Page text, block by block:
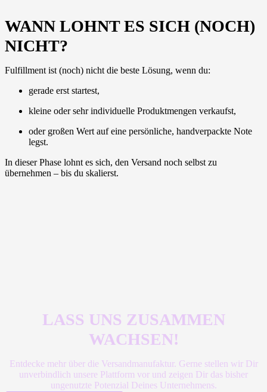
WANN LOHNT ES SICH (NOCH)
NICHT?
Fulfillment ist (noch) nicht die beste Lösung, wenn du:
gerade erst startest,
kleine oder sehr individuelle Produktmengen verkaufst,
oder großen Wert auf eine persönliche, handverpackte Note
legst.
In dieser Phase lohnt es sich, den Versand noch selbst zu
übernehmen – bis du skalierst.
LASS UNS ZUSAMMEN
WACHSEN!
Entdecke mehr über die Versandmanufaktur. Gerne stellen wir Dir
unverbindlich unsere Plattform vor und zeigen Dir das bisher
ungenutzte Potenzial Deines Unternehmens.